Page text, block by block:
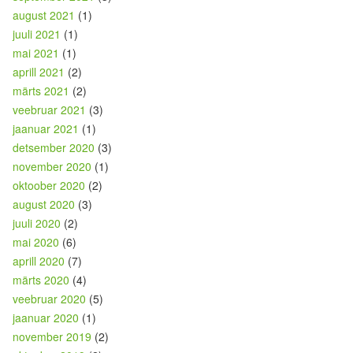
august 2021 (1)
juuli 2021 (1)
mai 2021 (1)
aprill 2021 (2)
märts 2021 (2)
veebruar 2021 (3)
jaanuar 2021 (1)
detsember 2020 (3)
november 2020 (1)
oktoober 2020 (2)
august 2020 (3)
juuli 2020 (2)
mai 2020 (6)
aprill 2020 (7)
märts 2020 (4)
veebruar 2020 (5)
jaanuar 2020 (1)
november 2019 (2)